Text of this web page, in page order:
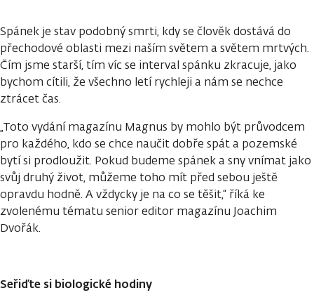
Spánek je stav podobný smrti, kdy se člověk dostává do
přechodové oblasti mezi naším světem a světem mrtvých.
Čím jsme starší, tím víc se interval spánku zkracuje, jako
bychom cítili, že všechno letí rychleji a nám se nechce
ztrácet čas.
„Toto vydání magazínu Magnus by mohlo být průvodcem
pro každého, kdo se chce naučit dobře spát a pozemské
bytí si prodloužit. Pokud budeme spánek a sny vnímat jako
svůj druhý život, můžeme toho mít před sebou ještě
opravdu hodně. A vždycky je na co se těšit,“ říká ke
zvolenému tématu senior editor magazínu Joachim
Dvořák.
Seřiďte si biologické hodiny